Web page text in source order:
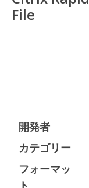
File
開発者
カテゴリー
フォーマッ
ト